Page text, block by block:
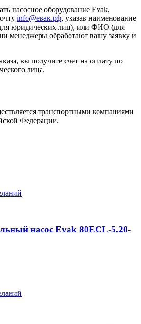
насосное оборудование Evak,
info@евак.рф, указав наименование
юридических лиц), или ФИО (для
менеджеры обработают вашу заявку и
вы получите счет на оплату по
лица.
транспортными компаниями
Федерации.
насос Evak 80ECL-5.20-